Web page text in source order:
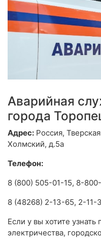
Аварийная
города
Адрес: Россия,
Холмский, д.5а
Телефон:
8 (800) 505-01-15, 8-
8 (48268) 2-13-65, 2-11-
Если у вы хотите
электричества,